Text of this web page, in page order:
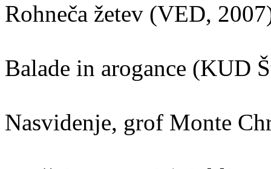
Rohneča žetev (VED,
Balade in arogance (KUD
Nasvidenje, grof Monte